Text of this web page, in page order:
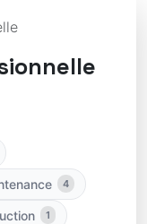
4
1